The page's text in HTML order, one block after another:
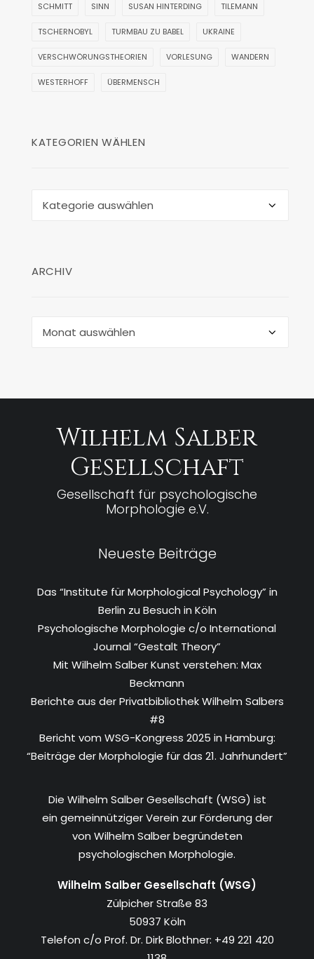
SCHMITT SINN SUSAN HINTERDING TILEMANN
TSCHERNOBYL TURMBAU ZU BABEL UKRAINE
VERSCHWÖRUNGSTHEORIEN VORLESUNG WANDERN
WESTERHOFF ÜBERMENSCH
KATEGORIEN WÄHLEN
ARCHIV
Wilhelm Salber
Gesellschaft
Gesellschaft für psychologische
Morphologie e.V.
Neueste Beiträge
Das “Institute für Morphological Psychology” in
Berlin zu Besuch in Köln
Psychologische Morphologie c/o International
Journal “Gestalt Theory”
Mit Wilhelm Salber Kunst verstehen: Max
Beckmann
Berichte aus der Privatbibliothek Wilhelm Salbers
#8
Bericht vom WSG-Kongress 2025 in Hamburg:
“Beiträge der Morphologie für das 21. Jahrhundert”
Die Wilhelm Salber Gesellschaft (WSG) ist
ein gemeinnütziger Verein zur Förderung der
von Wilhelm Salber begründeten
psychologischen Morphologie.
Wilhelm Salber Gesellschaft (WSG)
Zülpicher Straße 83
50937 Köln
Telefon c/o Prof. Dr. Dirk Blothner: +49 221 420